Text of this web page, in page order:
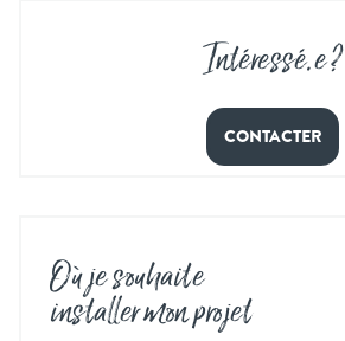
Intéressé.e ?
CONTACTER
Où je souhaite
installer mon projet